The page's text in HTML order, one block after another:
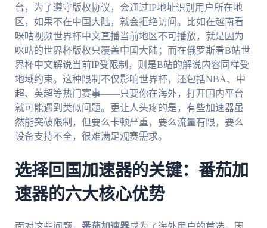
台，为了遵守版权协议，会通过IP地址识别用户所在地
区，如果不在中国大陆，就会拒绝访问。比如在越南看
咪咕视频世界杯中文直播当前地区不可播放，就是因为
咪咕的世界杯版权只覆盖中国大陆；而在俄罗斯看B站世
界杯中文解说当前IP受限制，则是B站的解说内容同样受
地域约束。这种限制不仅影响世界杯，还包括NBA、中
超、英超等热门赛事——只要你在海外，打开国内平台
就可能遇到类似问题。更让人头疼的是，有些加速器虽
然能突破限制，但要么卡顿严重，要么流量有限，要么
设备支持不全，很难满足观赛需求。
选择回国加速器的关键：番茄加
速器的六大核心优势